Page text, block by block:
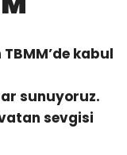
kabul
sunuyoruz.
sevgisi